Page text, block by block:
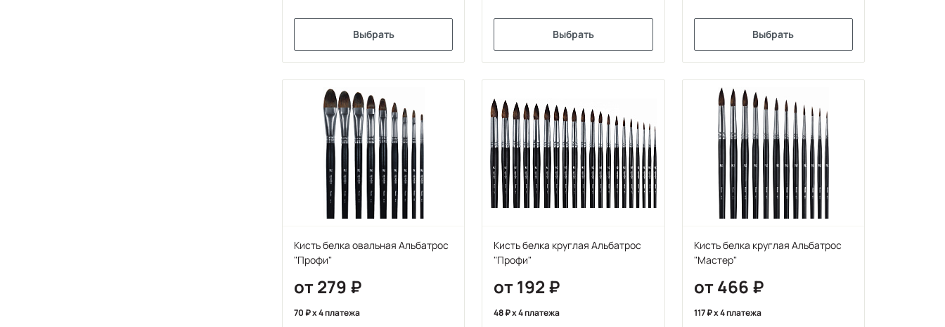
Выбрать Выбрать Выбрать
Кисть белка овальная Альбатрос
"Профи"
от 279
70 x 4 платежа
Кисть белка круглая Альбатрос
"Профи"
от 192
48 x 4 платежа
Кисть белка круглая Альбатрос
"Мастер"
от 466
117 x 4 платежа